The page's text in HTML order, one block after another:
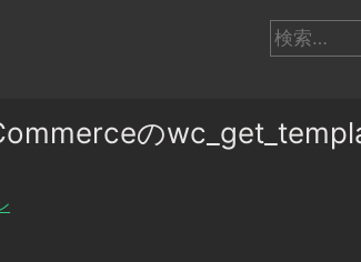
検
索:
の